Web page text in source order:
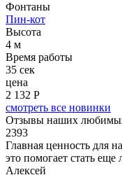
Фонтаны
Пин-кот
Высота
4 м
Время работы
35 сек
цена
2 132 Р
смотреть все новинки
Отзывы наших
2393
Главная ценность для
это помогает стать еще
Алексей